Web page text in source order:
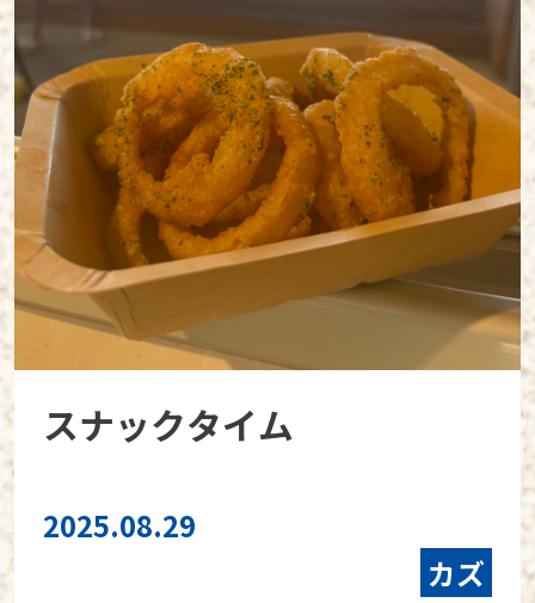
スナックタイム
2025.08.29
カズ